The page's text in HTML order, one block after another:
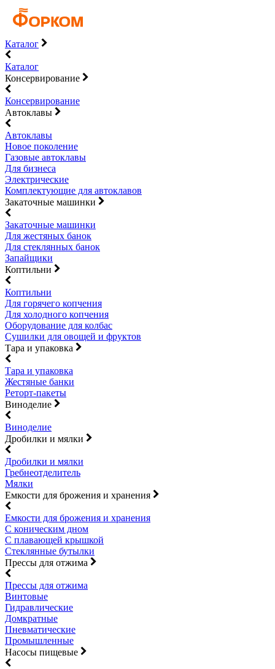
Каталог
Каталог
Консервирование
Консервирование
Автоклавы
Автоклавы
Новое поколение
Газовые автоклавы
Для бизнеса
Электрические
Комплектующие для автоклавов
Закаточные машинки
Закаточные машинки
Для жестяных банок
Для стеклянных банок
Запайщики
Коптильни
Коптильни
Для горячего копчения
Для холодного копчения
Оборудование для колбас
Сушилки для овощей и фруктов
Тара и упаковка
Тара и упаковка
Жестяные банки
Реторт-пакеты
Виноделие
Виноделие
Дробилки и мялки
Дробилки и мялки
Гребнеотделитель
Мялки
Емкости для брожения и хранения
Емкости для брожения и хранения
С коническим дном
С плавающей крышкой
Стеклянные бутылки
Прессы для отжима
Прессы для отжима
Винтовые
Гидравлические
Домкратные
Пневматические
Промышленные
Насосы пищевые